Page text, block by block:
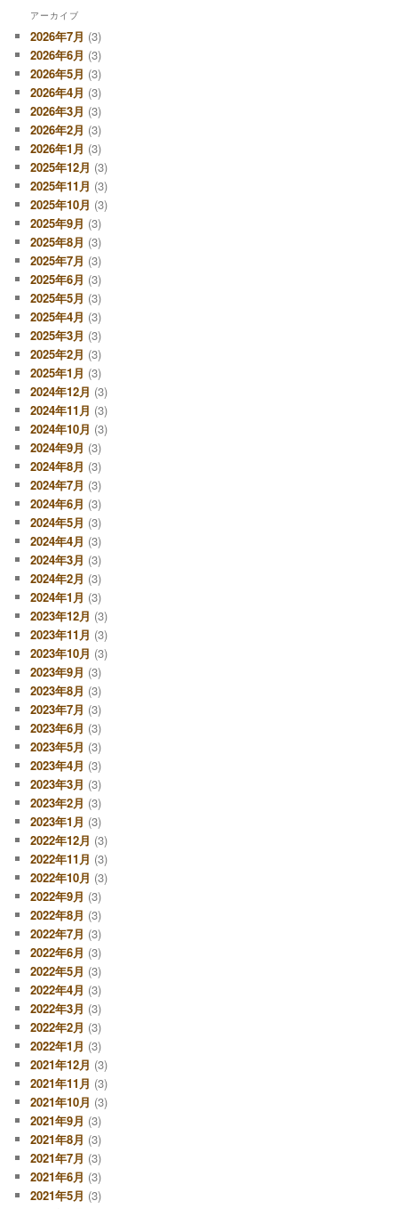
アーカイブ
2026年7月 (3)
2026年6月 (3)
2026年5月 (3)
2026年4月 (3)
2026年3月 (3)
2026年2月 (3)
2026年1月 (3)
2025年12月 (3)
2025年11月 (3)
2025年10月 (3)
2025年9月 (3)
2025年8月 (3)
2025年7月 (3)
2025年6月 (3)
2025年5月 (3)
2025年4月 (3)
2025年3月 (3)
2025年2月 (3)
2025年1月 (3)
2024年12月 (3)
2024年11月 (3)
2024年10月 (3)
2024年9月 (3)
2024年8月 (3)
2024年7月 (3)
2024年6月 (3)
2024年5月 (3)
2024年4月 (3)
2024年3月 (3)
2024年2月 (3)
2024年1月 (3)
2023年12月 (3)
2023年11月 (3)
2023年10月 (3)
2023年9月 (3)
2023年8月 (3)
2023年7月 (3)
2023年6月 (3)
2023年5月 (3)
2023年4月 (3)
2023年3月 (3)
2023年2月 (3)
2023年1月 (3)
2022年12月 (3)
2022年11月 (3)
2022年10月 (3)
2022年9月 (3)
2022年8月 (3)
2022年7月 (3)
2022年6月 (3)
2022年5月 (3)
2022年4月 (3)
2022年3月 (3)
2022年2月 (3)
2022年1月 (3)
2021年12月 (3)
2021年11月 (3)
2021年10月 (3)
2021年9月 (3)
2021年8月 (3)
2021年7月 (3)
2021年6月 (3)
2021年5月 (3)